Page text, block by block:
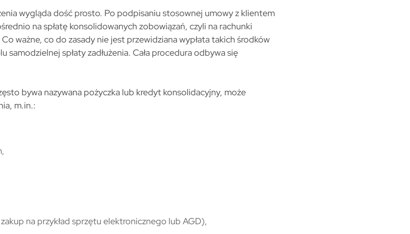
wygląda dość prosto. Po podpisaniu stosownej umowy z klientem
na spłatę konsolidowanych zobowiązań, czyli na rachunki
ważne, co do zasady nie jest przewidziana wypłata takich środków
samodzielnej spłaty zadłużenia. Cała procedura odbywa się
bywa nazywana pożyczka lub kredyt konsolidacyjny, może
m.in.:
na przykład sprzętu elektronicznego lub AGD),